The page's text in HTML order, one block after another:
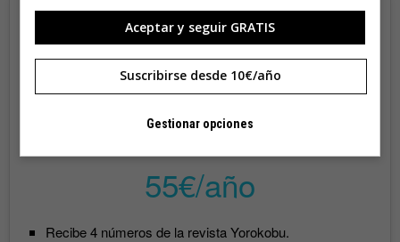
55€/año
Recibe 4 números de la revista Yorokobu.
Aceptar y seguir GRATIS
Suscribirse desde 10€/año
Gestionar opciones